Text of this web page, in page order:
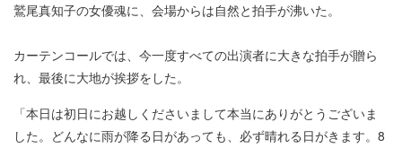
鷲尾真知子の女優魂に、会場からは自然と拍手が沸いた。
カーテンコールでは、今一度すべての出演者に大きな拍手が贈ら
れ、最後に大地が挨拶をした。
「本日は初日にお越しくださいまして本当にありがとうございま
した。どんなに雨が降る日があっても、必ず晴れる日がきます。8